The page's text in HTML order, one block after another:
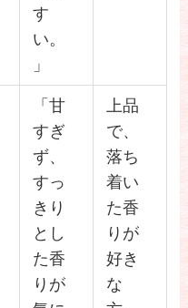
す
い。
」
「甘
すぎ
ず、
すっ
きり
とし
た香
りが
上品
で、
落ち
着い
た香
りが
好き
な